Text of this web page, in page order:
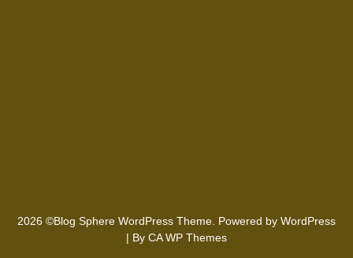
2026 ©Blog Sphere WordPress Theme. Powered by WordPress
| By CA WP Themes